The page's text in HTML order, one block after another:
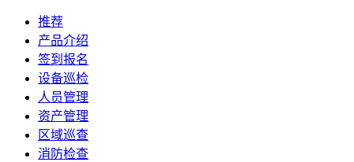
推荐
产品介绍
签到报名
设备巡检
人员管理
资产管理
区域巡查
消防检查